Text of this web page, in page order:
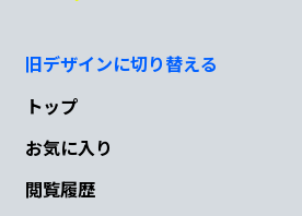
旧デザインに切り替える
トップ
お気に入り
閲覧履歴